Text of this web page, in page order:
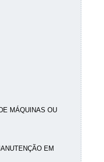
MÁQUINAS OU
EM